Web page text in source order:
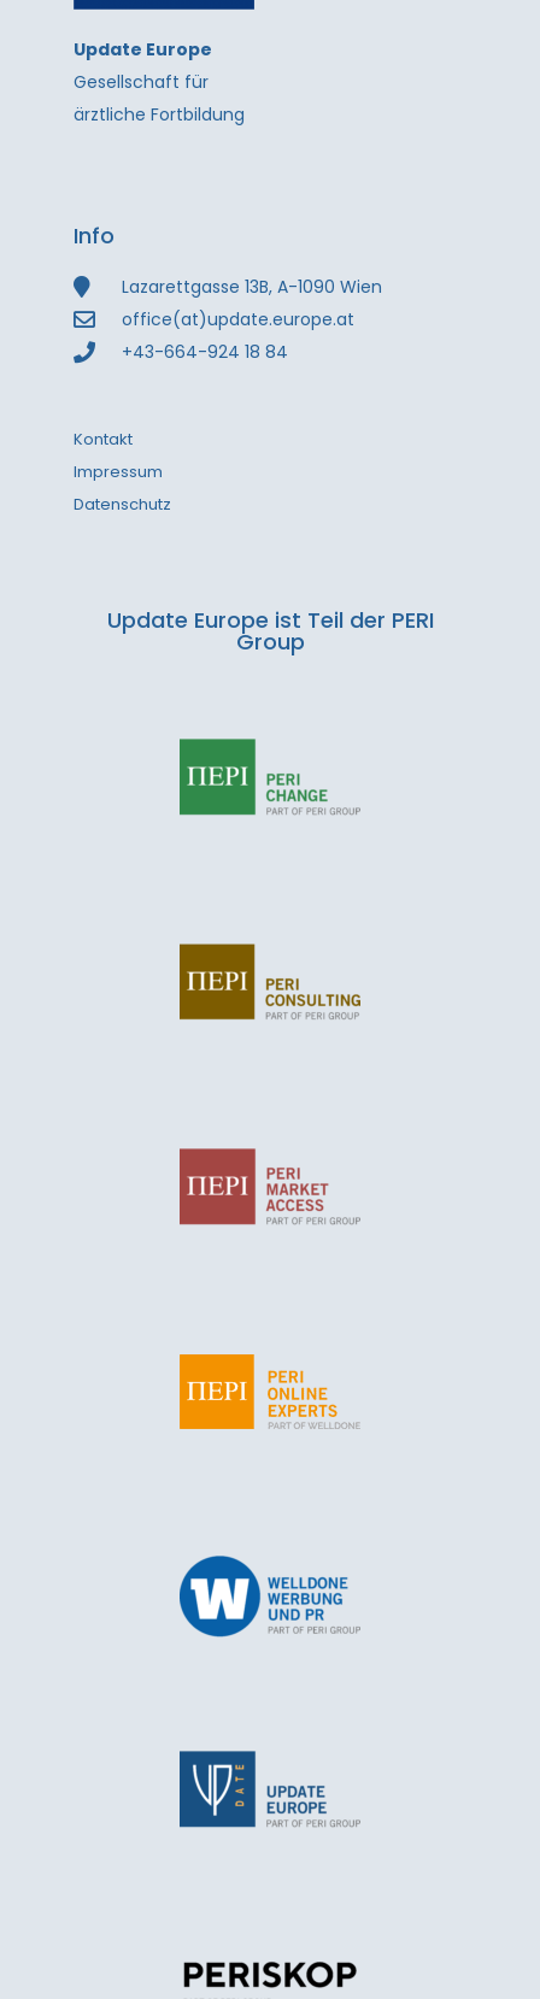
Update Europe
Gesellschaft für
ärztliche Fortbildung
Info
Lazarettgasse 13B, A-1090 Wien
office(at)update.europe.at
+43-664-924 18 84
Kontakt
Impressum
Datenschutz
Update Europe ist Teil der PERI
Group